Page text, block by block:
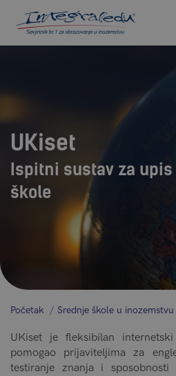
UKiset
Ispitni sustav za
škole
Početak Srednje škole u inozemstvu
UKiset je fleksibilan
pomogao prijaviteljima za
testiranje znanja i sposobnosti